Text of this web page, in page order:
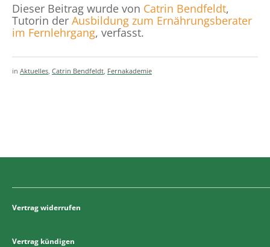
Dieser Beitrag wurde von Catrin Bendfeldt,
Tutorin der Ausbildung zum Ernährungsberater
im Fernlehrgang, verfasst.
in Aktuelles Catrin Bendfeldt Fernakademie
Vertrag widerrufen
Vertrag kündigen